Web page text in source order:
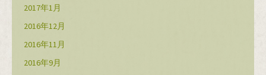
2017年1月
2016年12月
2016年11月
2016年9月